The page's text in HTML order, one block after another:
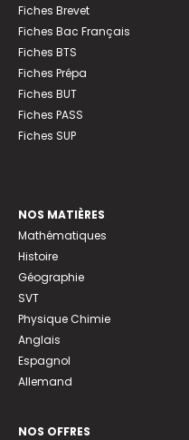
Fiches Brevet
Fiches Bac Français
Fiches BTS
Fiches Prépa
Fiches BUT
Fiches PASS
Fiches SUP
NOS MATIÈRES
Mathématiques
Histoire
Géographie
SVT
Physique Chimie
Anglais
Espagnol
Allemand
NOS OFFRES